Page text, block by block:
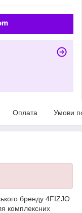
Оплата Умови
бренду 4FIZJO
комплексних